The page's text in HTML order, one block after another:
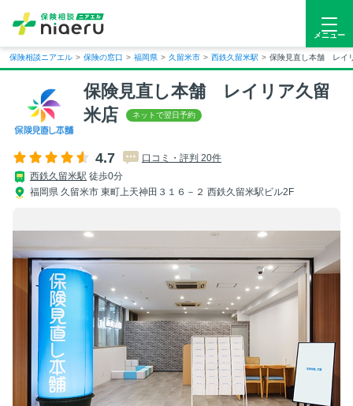
メニュー
保険相談ニアエル > 保険の窓口 > 福岡県 > 久留米市 > 西鉄久留米駅 > 保険見直し本舗 レイ
保険見直し本舗 レイリア久留
米店
4.7
口コミ・評判 20件
西鉄久留米駅 徒歩0分
福岡県 久留米市 東町上天神田３１６－２ 西鉄久留米駅ビル2F